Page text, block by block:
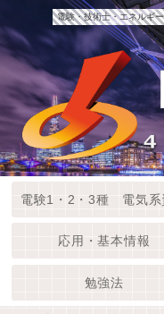
電験・技術士・エネルギ
電験1・2・3種 電気系
応用・基本情報
勉強法